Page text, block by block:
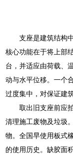
支座是建筑结构
核心功能在于将上部
台，并适应由荷载、
动与水平位移。一个
过度集中，对保证建
取出旧支座前应
清理施工废物及垃圾
物。全国早使用板式
的使用历史。缺胶面